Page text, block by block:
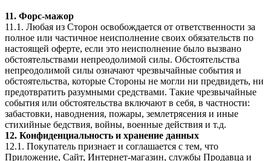
11. Форс-мажор
11.1. Любая из Сторон освобождается от ответственности за
полное или частичное неисполнение своих обязательств по
настоящей оферте, если это неисполнение было вызвано
обстоятельствами непреодолимой силы. Обстоятельства
непреодолимой силы означают чрезвычайные события и
обстоятельства, которые Стороны не могли ни предвидеть, ни
предотвратить разумными средствами. Такие чрезвычайные
события или обстоятельства включают в себя, в частности:
забастовки, наводнения, пожары, землетрясения и иные
стихийные бедствия, войны, военные действия и т.д.
12. Конфиденциальность и хранение данных
12.1. Покупатель признает и соглашается с тем, что
Приложение, Сайт, Интернет-магазин, службы Продавца и